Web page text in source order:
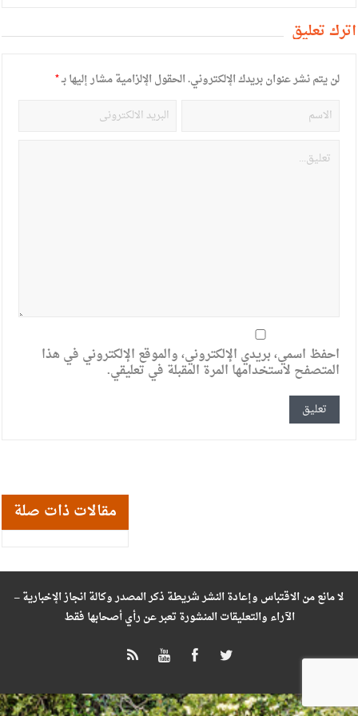
أترك تعليق
لن يتم نشر عنوان بريدك الإلكتروني.الحقول الإلزامية مشار إليها بـ*
احفظ اسمي، بريدي الإلكتروني، والموقع الإلكتروني في هذا
المتصفح لاستخدامها المرة المقبلة في تعليقي.
مقالات ذات صلة
لا مانع من الاقتباس وإعادة النشر شريطة ذكر المصدر وكالة انجاز الإخبارية –
الآراء والتعليقات المنشورة تعبر عن رأي أصحابها فقط